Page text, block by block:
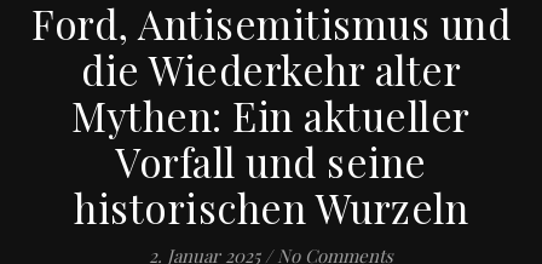
Ford, Antisemitismus und
die Wiederkehr alter
Mythen: Ein aktueller
Vorfall und seine
historischen Wurzeln
2. Januar 2025 / No Comments